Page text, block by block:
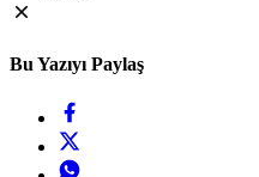
Bu Yazıyı Paylaş